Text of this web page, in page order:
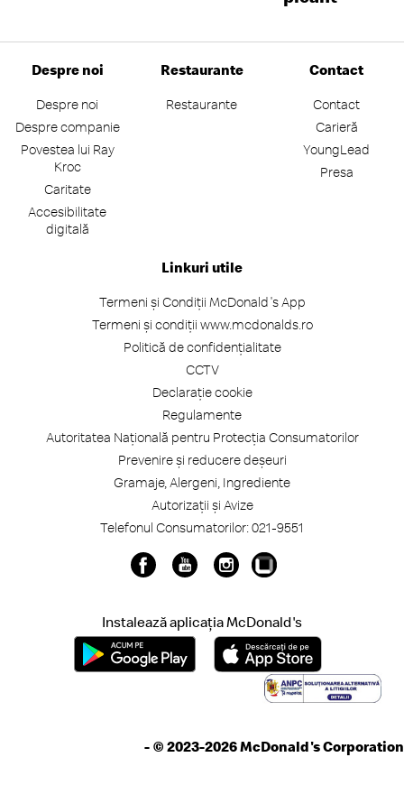
Despre noi
Despre noi
Despre companie
Povestea lui Ray
Kroc
Caritate
Accesibilitate
digitală
Restaurante
Restaurante
Contact
Contact
Carieră
YoungLead
Presa
Linkuri utile
Termeni și Condiții McDonald's App
Termeni și condiții www.mcdonalds.ro
Politică de confidențialitate
CCTV
Declarație cookie
Regulamente
Autoritatea Națională pentru Protecția Consumatorilor
Prevenire și reducere deșeuri
Gramaje, Alergeni, Ingrediente
Autorizații și Avize
Telefonul Consumatorilor: 021-9551
Instalează aplicația McDonald's
- © 2023-2026 McDonald's Corporation